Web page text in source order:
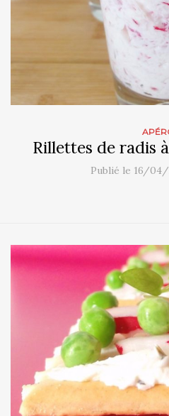
Rillettes de radis
Publié le 16/04/